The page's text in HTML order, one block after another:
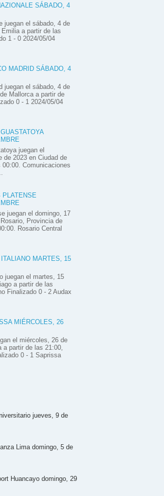
SÁBADO, 4
juegan el sábado, 4 de
a partir de las
1 - 0 2024/05/04
MADRID SÁBADO, 4
juegan el sábado, 4 de
Mallorca a partir de
0 - 1 2024/05/04
juegan el
de 2023 en Ciudad de
Comunicaciones
PLATENSE
juegan el domingo, 17
Provincia de
Rosario Central
MARTES, 15
juegan el martes, 15
a partir de las
Finalizado 0 - 2 Audax
MIÉRCOLES, 26
el miércoles, 26 de
a partir de las 21:00,
0 - 1 Saprissa
jueves, 9 de
Lima domingo, 5 de
Huancayo domingo, 29